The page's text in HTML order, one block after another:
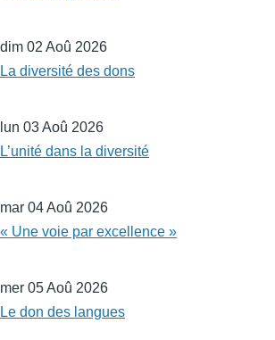
dim 02 Aoû 2026
La diversité des dons
lun 03 Aoû 2026
L’unité dans la diversité
mar 04 Aoû 2026
« Une voie par excellence »
mer 05 Aoû 2026
Le don des langues